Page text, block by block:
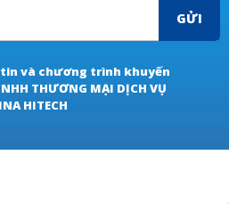
GỬI
và chương trình khuyến
THƯƠNG MẠI DỊCH VỤ
HITECH